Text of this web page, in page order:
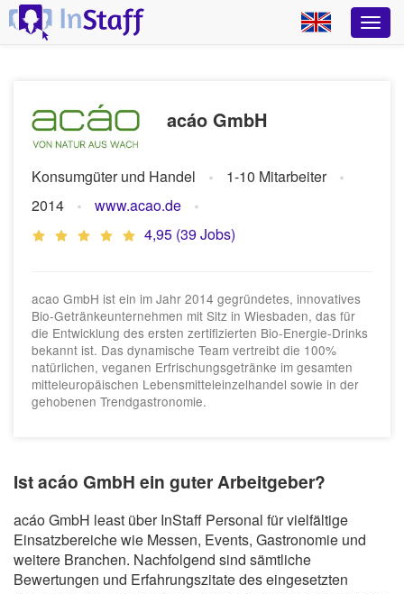
acáo GmbH
Konsumgüter und Handel
1-10 Mitarbeiter
2014
www.acao.de
4,95 (39 Jobs)
acao GmbH ist ein im Jahr 2014 gegründetes, innovatives
Bio-Getränkeunternehmen mit Sitz in Wiesbaden, das für
die Entwicklung des ersten zertifizierten Bio-Energie-Drinks
bekannt ist. Das dynamische Team vertreibt die 100%
natürlichen, veganen Erfrischungsgetränke im gesamten
mitteleuropäischen Lebensmitteleinzelhandel sowie in der
gehobenen Trendgastronomie.
Ist acáo GmbH ein guter Arbeitgeber?
acáo GmbH least über InStaff Personal für vielfältige
Einsatzbereiche wie Messen, Events, Gastronomie und
weitere Branchen. Nachfolgend sind sämtliche
Bewertungen und Erfahrungszitate des eingesetzten